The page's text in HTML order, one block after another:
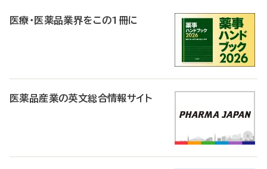
医療・医薬品業界をこの1冊に
医薬品産業の英文総合情報サイト